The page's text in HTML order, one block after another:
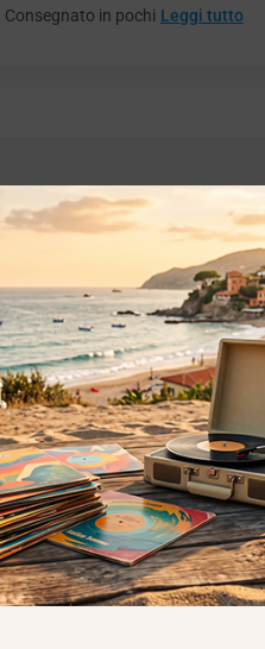
Consegnato in pochi Leggi tutto
Policy
Policy (UE)